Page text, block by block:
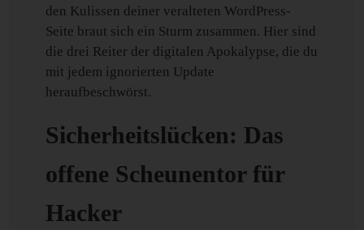
den Kulissen deiner veralteten WordPress-
Seite braut sich ein Sturm zusammen. Hier sind
die drei Reiter der digitalen Apokalypse, die du
mit jedem ignorierten Update
heraufbeschwörst.
Sicherheitslücken: Das
offene Scheunentor für
Hacker